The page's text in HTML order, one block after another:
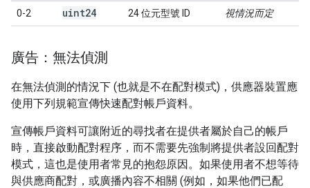
0-2 uint24 24 位元型號 ID 視情況而定
廣告：無法偵測
在無法偵測的情況下 (也就是不在配對模式)，供應器裝置應
使用下列規範宣傳快速配對帳戶資料。
宣傳帳戶資料可讓附近的尋找者在提供者屬於自己的帳戶
時，直接啟動配對程序，而不需要先強制將提供者設回配對
模式，這也是使用者常見的抱怨原因。如果使用者不想等待
與供應商配對，或廣播內容不相關 (例如，如果他們已配